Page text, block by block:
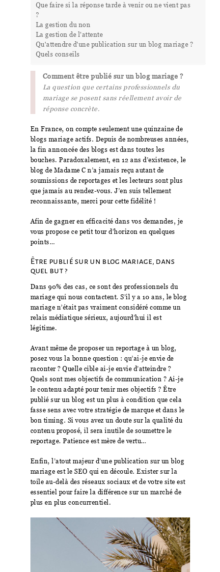
Que faire si la réponse tarde à venir ou ne vient pas
?
La gestion du non
La gestion de l'attente
Qu'attendre d'une publication sur un blog mariage ?
Quels conseils
Comment être publié sur un blog mariage ?
La question que certains professionnels du
mariage se posent sans réellement avoir de
réponse concrète.
En France, on compte seulement une quinzaine de
blogs mariage actifs. Depuis de nombreuses années,
la fin annoncée des blogs est dans toutes les
bouches. Paradoxalement, en 12 ans d’existence, le
blog de Madame C n’a jamais reçu autant de
soumissions de reportages et les lecteurs sont plus
que jamais au rendez-vous. J’en suis tellement
reconnaissante, merci pour cette fidélité !
Afin de gagner en efficacité dans vos demandes, je
vous propose ce petit tour d’horizon en quelques
points…
Être publié sur un blog mariage, dans
quel but ?
Dans 90% des cas, ce sont des professionnels du
mariage qui nous contactent. S’il y a 10 ans, le blog
mariage n’était pas vraiment considéré comme un
relais médiatique sérieux, aujourd’hui il est
légitime.
Avant même de proposer un reportage à un blog,
posez vous la bonne question : qu’ai-je envie de
raconter ? Quelle cible ai-je envie d’atteindre ?
Quels sont mes objectifs de communication ? Ai-je
le contenu adapté pour tenir mes objectifs ? Être
publié sur un blog est un plus à condition que cela
fasse sens avec votre stratégie de marque et dans le
bon timing. Si vous avez un doute sur la qualité du
contenu proposé, il sera inutile de soumettre le
reportage. Patience est mère de vertu…
Enfin, l’atout majeur d’une publication sur un blog
mariage est le SEO qui en découle. Exister sur la
toile au-delà des réseaux sociaux et de votre site est
essentiel pour faire la différence sur un marché de
plus en plus concurrentiel.